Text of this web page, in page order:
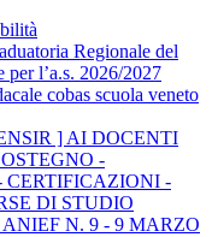
Regionale del
per l’a.s. 2026/2027
cobas scuola veneto
] AI DOCENTI
-
-
DI STUDIO
N. 9 - 9 MARZO